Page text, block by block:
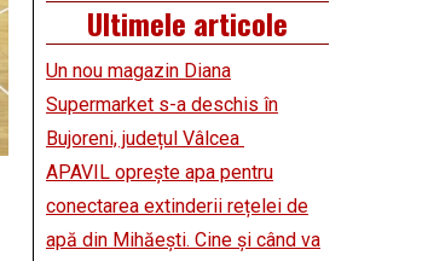
Ultimele articole
Un nou magazin Diana
Supermarket s-a deschis în
Bujoreni, județul Vâlcea
APAVIL oprește apa pentru
conectarea extinderii rețelei de
apă din Mihăești. Cine și când va